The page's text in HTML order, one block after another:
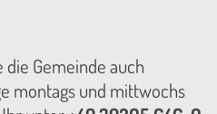
Gemeinde auch
montags und mittwochs